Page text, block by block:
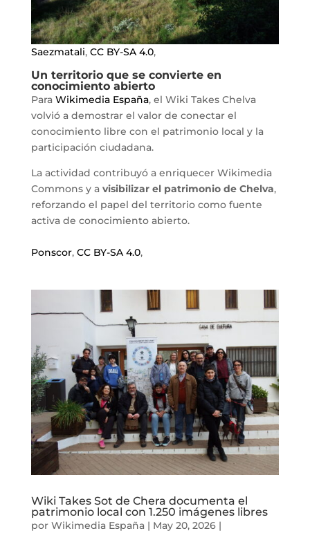
Saezmatali, CC BY-SA 4.0,
Un territorio que se convierte en
conocimiento abierto
Para Wikimedia España, el Wiki Takes Chelva
volvió a demostrar el valor de conectar el
conocimiento libre con el patrimonio local y la
participación ciudadana.
La actividad contribuyó a enriquecer Wikimedia
Commons y a visibilizar el patrimonio de Chelva,
reforzando el papel del territorio como fuente
activa de conocimiento abierto.
Ponscor, CC BY-SA 4.0,
Wiki Takes Sot de Chera documenta el
patrimonio local con 1.250 imágenes libres
por Wikimedia España| May 20, 2026|